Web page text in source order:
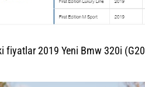
fiyatlar 2019 Yeni Bmw 320i